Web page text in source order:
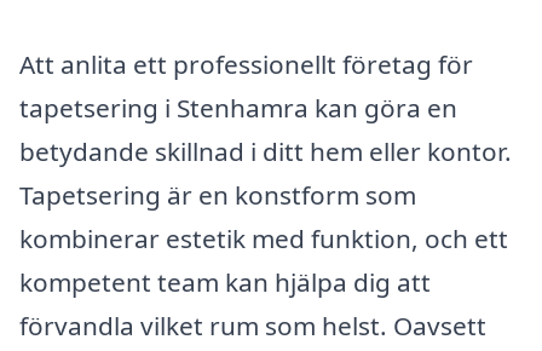
Att anlita ett professionellt företag för
tapetsering i Stenhamra kan göra en
betydande skillnad i ditt hem eller kontor.
Tapetsering är en konstform som
kombinerar estetik med funktion, och ett
kompetent team kan hjälpa dig att
förvandla vilket rum som helst. Oavsett